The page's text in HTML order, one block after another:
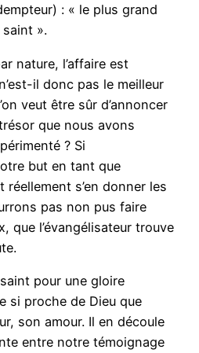
: « le plus grand
saint ».
nature, l’affaire est
il donc pas le meilleur
veut être sûr d’annoncer
que nous avons
? Si
but en tant que
s’en donner les
pas non pus faire
que l’évangélisateur trouve
saint pour une gloire
si proche de Dieu que
son amour. Il en découle
entre notre témoignage